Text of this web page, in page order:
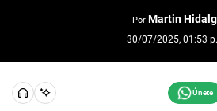
Por Martin
30/07/2025, 01:53